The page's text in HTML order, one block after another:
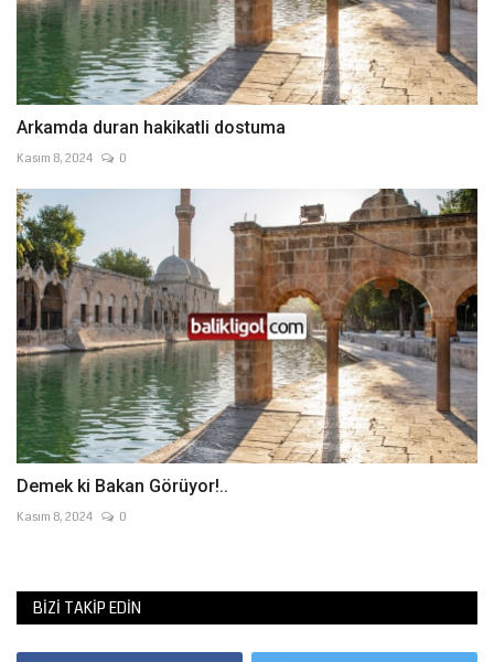
Arkamda duran hakikatli dostuma
Kasım 8, 2024 0
Demek ki Bakan Görüyor!..
Kasım 8, 2024 0
BIZI TAKIP EDIN